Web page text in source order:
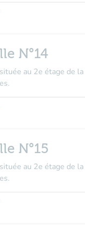
N°14
au 2e étage de
N°15
au 2e étage de